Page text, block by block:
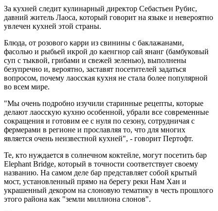
За кухней следит кулинарный директор Себастьен Рубис,
давний житель Лаоса, который говорит на языке и невероятно
увлечен кухней этой страны.
Блюда, от розового карри из свинины с баклажанами,
фасолью и рыбьей икрой до каенгнор сай янанг (бамбуковый
суп с тыквой, грибами и свежей зеленью), выполнены
безупречно и, вероятно, заставят посетителей задаться
вопросом, почему лаосская кухня не стала более популярной
во всем мире.
"Мы очень подробно изучили старинные рецепты, которые
делают лаосскую кухню особенной, убрали все современные
сокращения и готовим ее с нуля по сезону, сотрудничая с
фермерами в регионе и прославляя то, что для многих
является очень неизвестной кухней", - говорит Пертофт.
Те, кто нуждается в солнечном коктейле, могут посетить бар
Elephant Bridge, который в точности соответствует своему
названию. На самом деле бар представляет собой крытый
мост, установленный прямо на берегу реки Нам Хан и
украшенный декором на слоновую тематику в честь прошлого
этого района как "земли миллиона слонов".